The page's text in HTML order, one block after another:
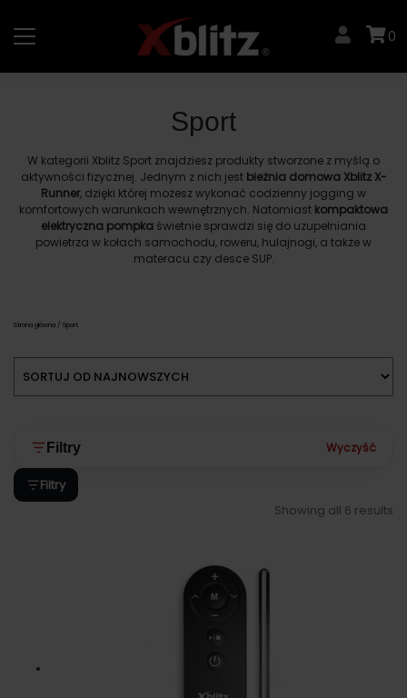
content
0
Sport
W kategorii Xblitz Sport znajdziesz produkty stworzone z myślą o
aktywności fizycznej. Jednym z nich jest bieżnia domowa Xblitz X-
Runner, dzięki której możesz wykonać codzienny jogging w
komfortowych warunkach wewnętrznych. Natomiast kompaktowa
elektryczna pompka świetnie sprawdzi się do uzupełniania
powietrza w kołach samochodu, roweru, hulajnogi, a także w
materacu czy desce SUP.
Strona główna / Sport
Filtry Wyczyść
Filtry
Showing all 6 results